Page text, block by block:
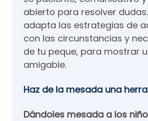
abierto para resolver
adapta las estrategias de
con las circunstancias y
de tu peque, para mostrar
amigable.
Haz de la mesada una
Dándoles mesada a los